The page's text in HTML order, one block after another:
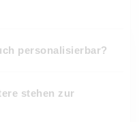
personalisierbar?
stehen zur